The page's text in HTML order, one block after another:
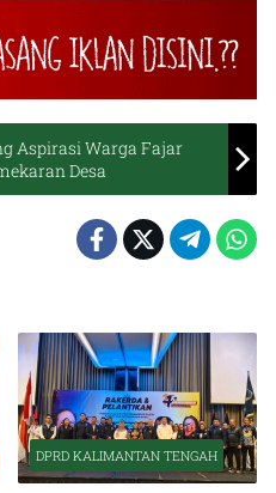
Aspirasi Warga Fajar
Desa
DPRD KALIMANTAN TENGAH